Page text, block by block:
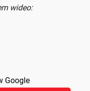
wideo:
Google